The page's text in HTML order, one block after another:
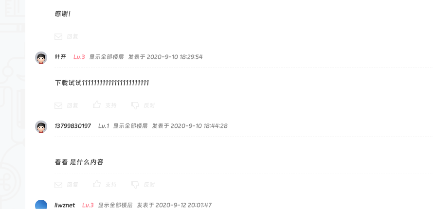
感谢！
叶开 Lv.3 显示全部楼层 发表于 2020-9-10 18:29:54
下载试试11111111111111111111111
13799830197 Lv.1 显示全部楼层 发表于 2020-9-10 18:44:28
看看 是什么内容
llwznet Lv.3 显示全部楼层 发表于 2020-9-12 20:01:47